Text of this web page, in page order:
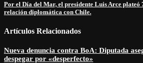
Por el Día del Mar, el presidente Luis Arce plateó
relación diplomática con Chile.
Artículos Relacionados
Nueva denuncia contra BoA: Diputada
despegar por «desperfecto»